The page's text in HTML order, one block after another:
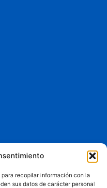
recopilar información con la
sus datos de carácter personal